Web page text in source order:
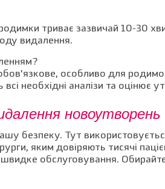
триває зазвичай 10-30
видалення.
особливо для
необхідні аналізи та оцінює
новоутворень
безпеку. Тут
яким довіряють тисячі
обслуговування. Обирайте